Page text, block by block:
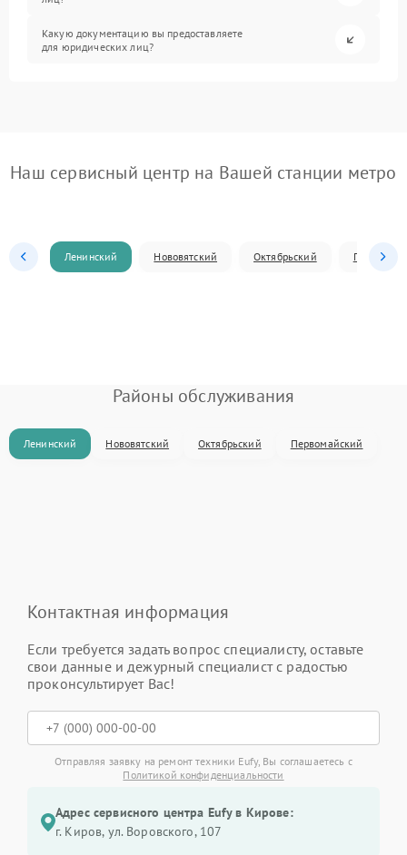
Какую документацию вы предоставляете
для юридических лиц?
Наш сервисный центр на Вашей станции метро
Ленинский Нововятский Октябрьский
Районы обслуживания
Ленинский Нововятский Октябрьский Первомайский
Контактная информация
Если требуется задать вопрос специалисту, оставьте
свои данные и дежурный специалист с радостью
проконсультирует Вас!
Отправляя заявку на ремонт техники Eufy, Вы соглашаетесь с
Политикой конфиденциальности
Адрес сервисного центра Eufy в Кирове:
г. Киров, ул. Воровского, 107